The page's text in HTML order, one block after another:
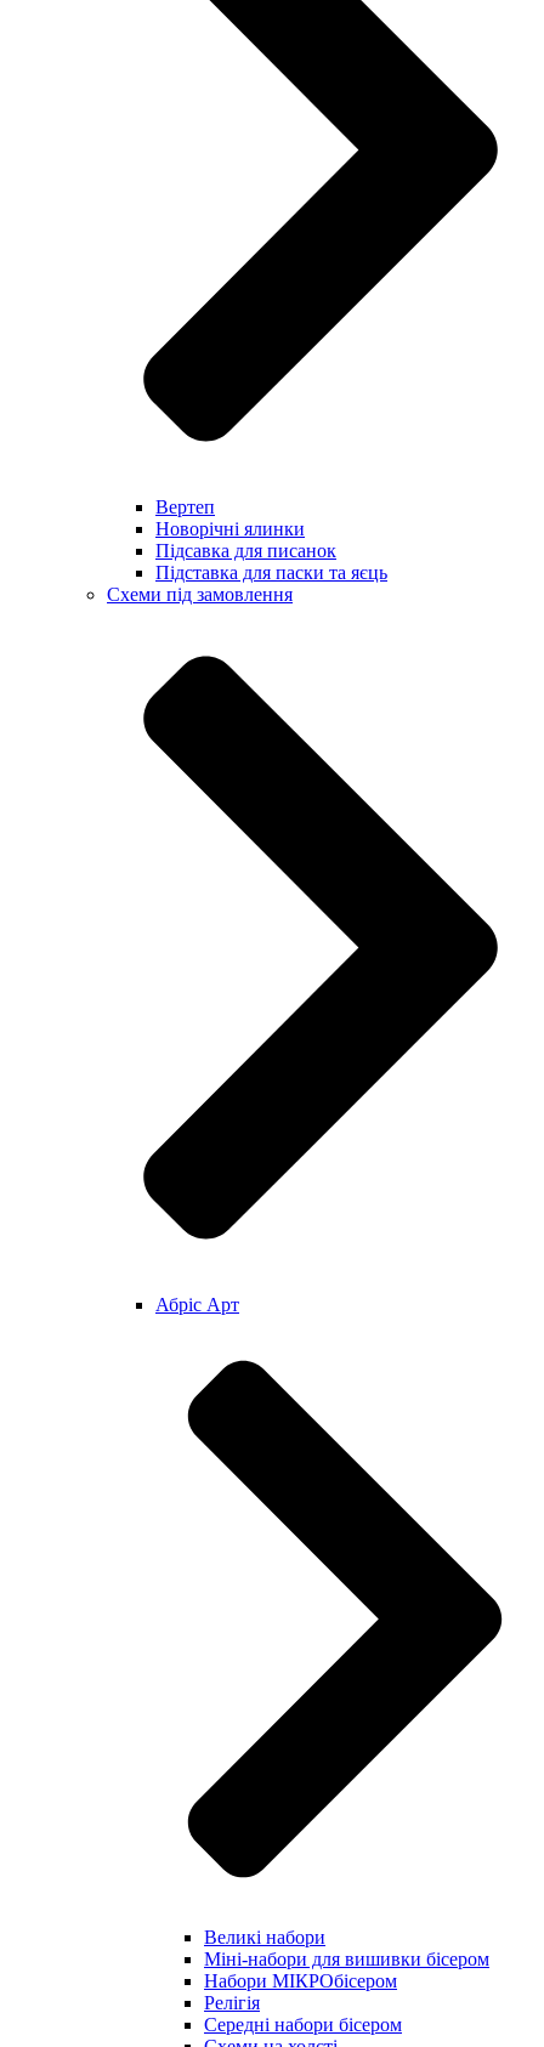
Вертеп
Новорічні ялинки
Підсавка для писанок
Підставка для паски та яєць
Схеми під замовлення
Абріс Арт
Великі набори
Міні-набори для вишивки бісером
Набори МІКРОбісером
Релігія
Середні набори бісером